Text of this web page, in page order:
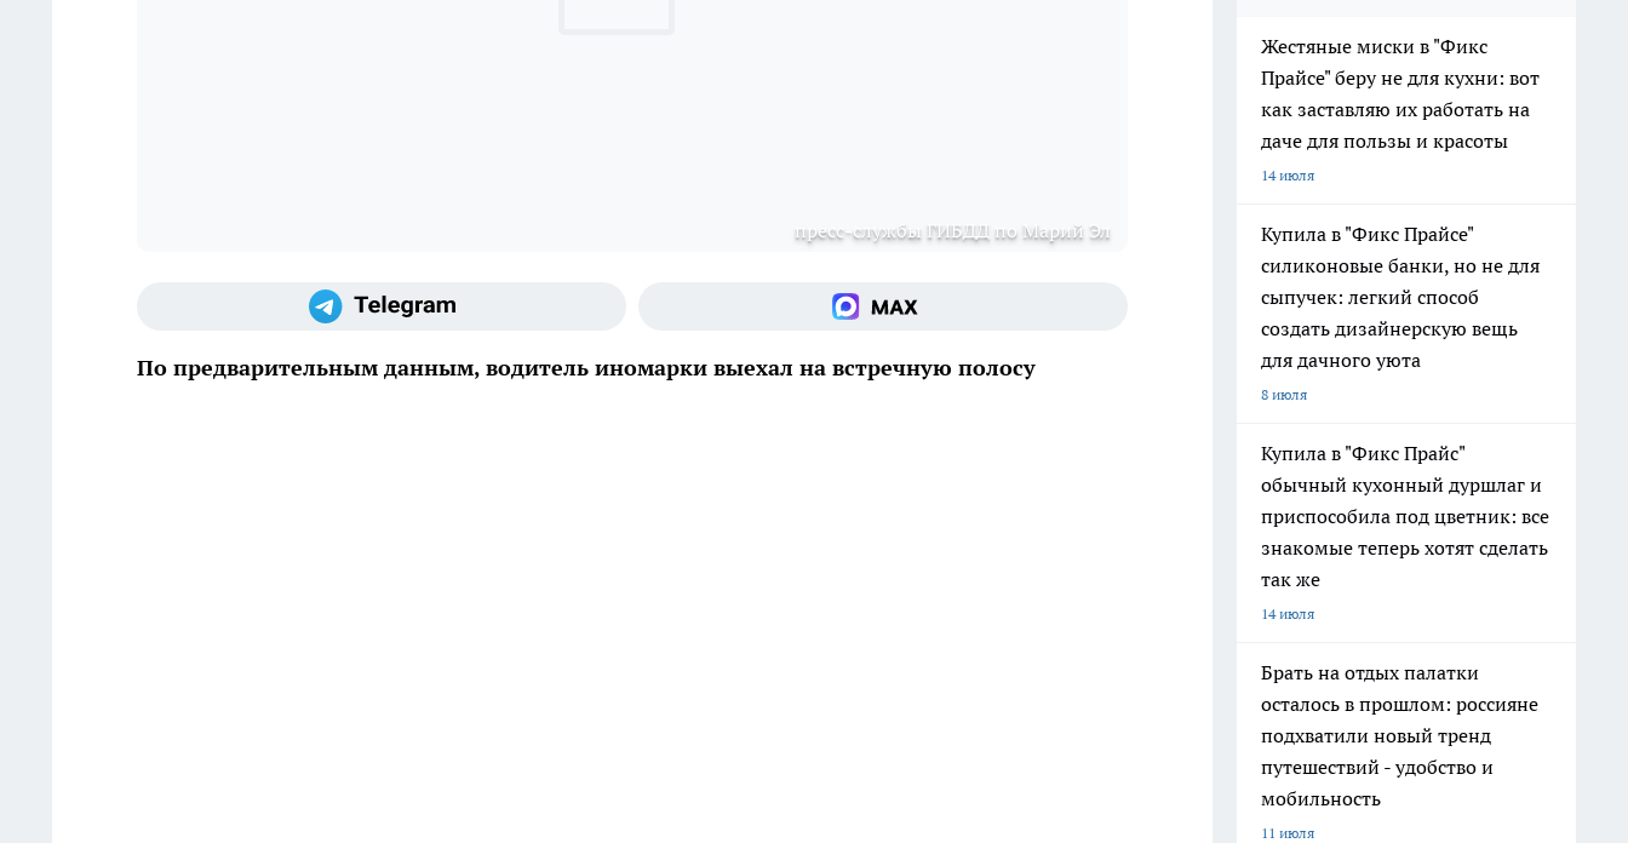
пресс-службы ГИБДД по Марий Эл
По предварительным данным, водитель иномарки выехал на встречную полосу
Жестяные миски в "Фикс
Прайсе" беру не для кухни: вот
как заставляю их работать на
даче для пользы и красоты
14 июля
Купила в "Фикс Прайсе"
силиконовые банки, но не для
сыпучек: легкий способ
создать дизайнерскую вещь
для дачного уюта
8 июля
Купила в "Фикс Прайс"
обычный кухонный дуршлаг и
приспособила под цветник: все
знакомые теперь хотят сделать
так же
14 июля
Брать на отдых палатки
осталось в прошлом: россияне
подхватили новый тренд
путешествий - удобство и
мобильность
11 июля